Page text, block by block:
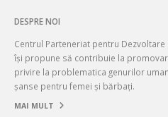
DESPRE NOI
Centrul Parteneriat pentru
își propune să contribuie la
privire la problematica genurilor
șanse pentru femei și bărbați.
MAI MULT